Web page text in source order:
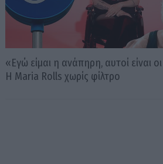
«Εγώ είμαι η ανάπηρη, αυτοί είναι
Η Maria Rolls χωρίς φίλτρο